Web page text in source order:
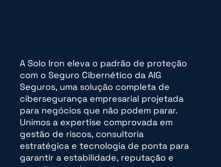
A Solo Iron eleva o padrão de proteção
com o Seguro Cibernético da AIG
Seguros, uma solução completa de
cibersegurança empresarial projetada
para negócios que não podem parar.
Unimos a expertise comprovada em
gestão de riscos, consultoria
estratégica e tecnologia de ponta para
garantir a estabilidade, reputação e